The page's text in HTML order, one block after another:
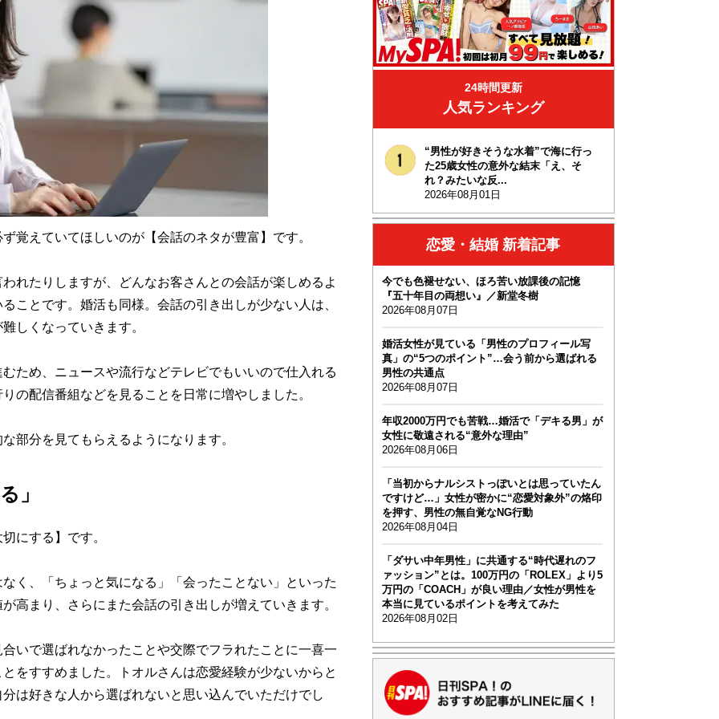
えていてほしいのが【会話のネタが豊富】です。
たりしますが、どんなお客さんとの会話が楽しめるよ
ことです。婚活も同様。会話の引き出しが少ない人は、
しくなっていきます。
め、ニュースや流行などテレビでもいいので仕入れる
の配信番組などを見ることを日常に増やしました。
分を見てもらえるようになります。
」
にする】です。
、「ちょっと気になる」「会ったことない」といった
高まり、さらにまた会話の引き出しが増えていきます。
で選ばれなかったことや交際でフラれたことに一喜一
をすすめました。トオルさんは恋愛経験が少ないからと
は好きな人から選ばれないと思い込んでいただけでし
24時間更新
人気ランキング
“男性が好きそうな水着”で海に行っ
た25歳女性の意外な結末「え、そ
れ？みたいな反...
2026年08月01日
恋愛・結婚 新着記事
今でも色褪せない、ほろ苦い放課後の記憶
『五十年目の両想い』／新堂冬樹
2026年08月07日
婚活女性が見ている「男性のプロフィール写
真」の“5つのポイント”…会う前から選ばれる
男性の共通点
2026年08月07日
年収2000万円でも苦戦…婚活で「デキる男」が
女性に敬遠される“意外な理由”
2026年08月06日
「当初からナルシストっぽいとは思っていたん
ですけど…」女性が密かに“恋愛対象外”の烙印
を押す、男性の無自覚なNG行動
2026年08月04日
「ダサい中年男性」に共通する“時代遅れのフ
ァッション”とは。100万円の「ROLEX」より5
万円の「COACH」が良い理由／女性が男性を
本当に見ているポイントを考えてみた
2026年08月02日